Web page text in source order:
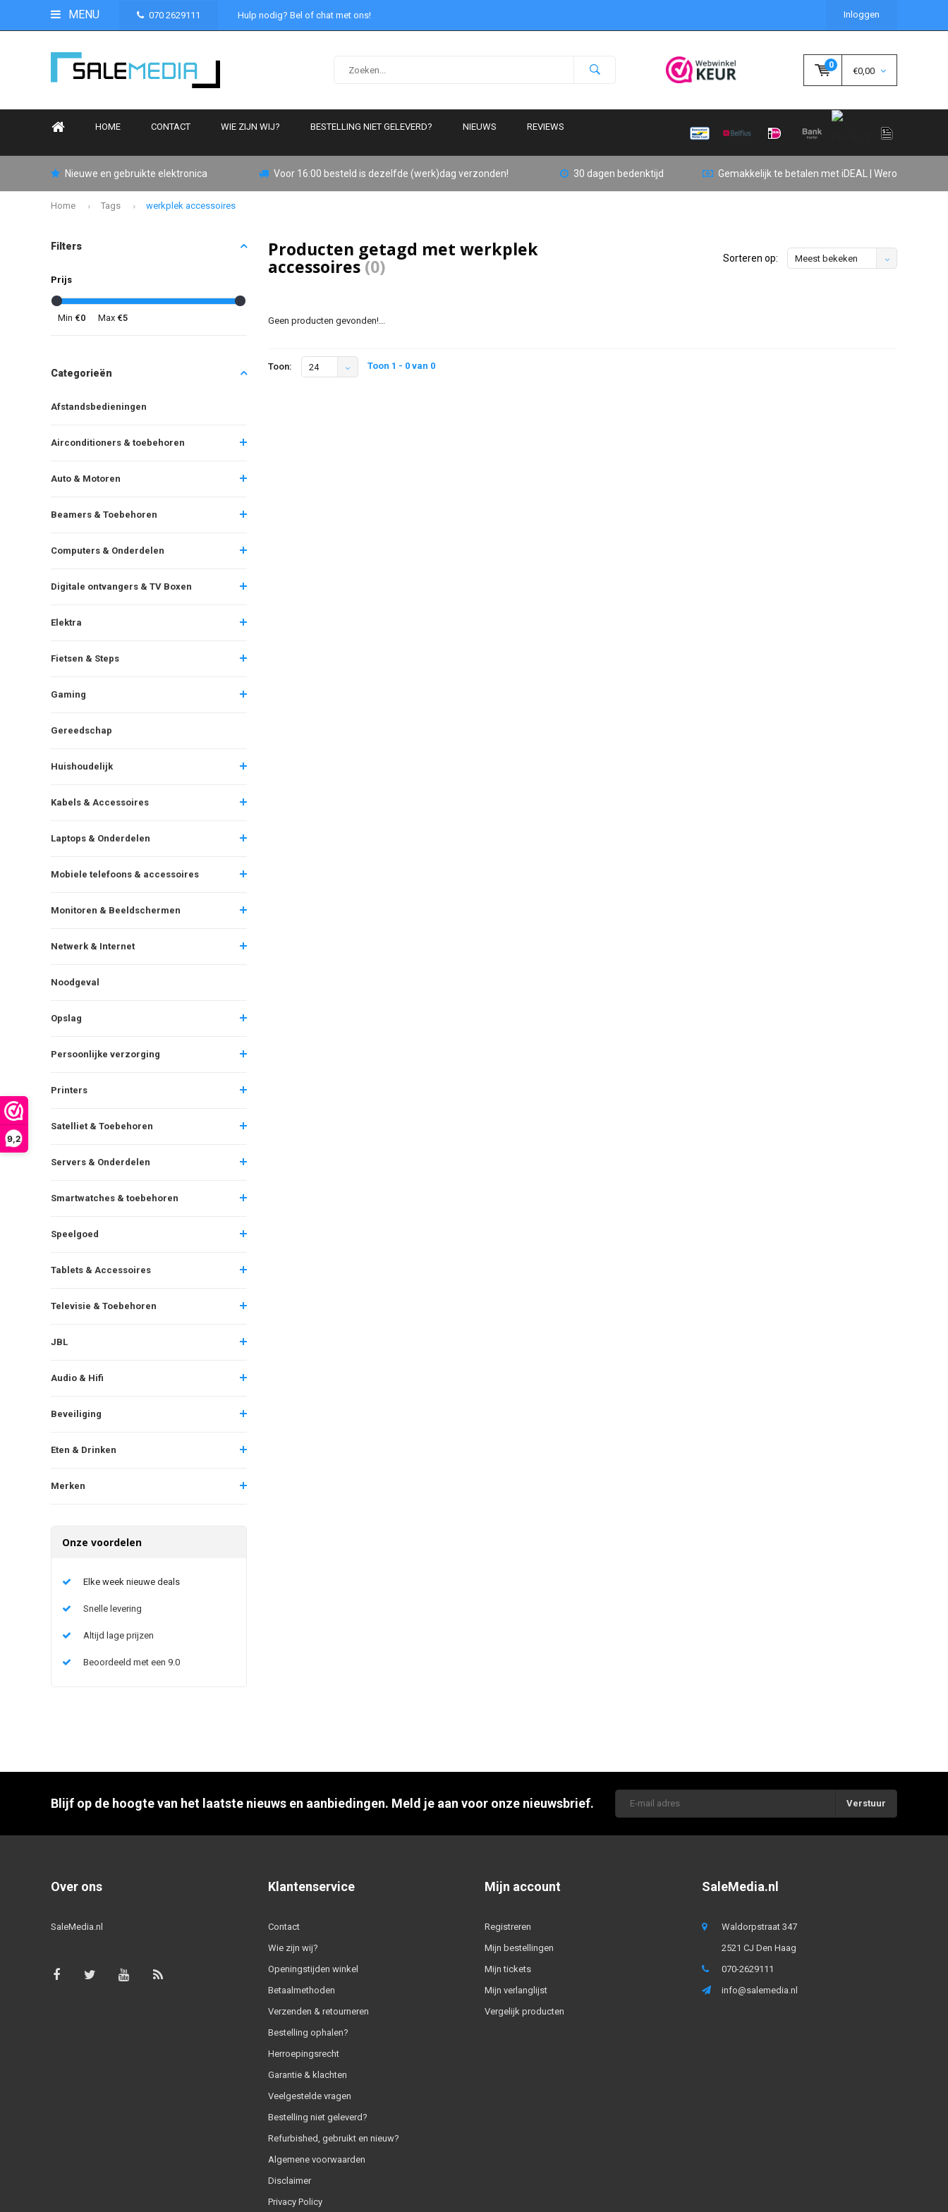
9,2
MENU 070 2629111 Hulp nodig? Bel of chat met ons! Inloggen
0
€0,00
HOME CONTACT WIE ZIJN WIJ? BESTELLING NIET GELEVERD? NIEUWS REVIEWS
Nieuwe en gebruikte elektronica Voor 16:00 besteld is dezelfde (werk)dag verzonden! 30 dagen bedenktijd Gemakkelijk te betalen met iDEAL | Wero
Home Tags werkplek accessoires
Filters
Prijs
Min €0 Max €5
Categorieën
Afstandsbedieningen
Airconditioners & toebehoren
Auto & Motoren
Beamers & Toebehoren
Computers & Onderdelen
Digitale ontvangers & TV Boxen
Elektra
Fietsen & Steps
Gaming
Gereedschap
Huishoudelijk
Kabels & Accessoires
Laptops & Onderdelen
Mobiele telefoons & accessoires
Monitoren & Beeldschermen
Netwerk & Internet
Noodgeval
Opslag
Persoonlijke verzorging
Printers
Satelliet & Toebehoren
Servers & Onderdelen
Smartwatches & toebehoren
Speelgoed
Tablets & Accessoires
Televisie & Toebehoren
JBL
Audio & Hifi
Beveiliging
Eten & Drinken
Merken
Onze voordelen
Elke week nieuwe deals
Snelle levering
Altijd lage prijzen
Beoordeeld met een 9.0
Producten getagd met werkplek
accessoires(0) Sorteren op: Meest bekeken
Geen producten gevonden!...
Toon: 24 Toon 1 - 0 van 0
Blijf op de hoogte van het laatste nieuws en aanbiedingen. Meld je aan voor onze nieuwsbrief. Verstuur
Over ons
SaleMedia.nl
Klantenservice
Contact
Wie zijn wij?
Openingstijden winkel
Betaalmethoden
Verzenden & retourneren
Bestelling ophalen?
Herroepingsrecht
Garantie & klachten
Veelgestelde vragen
Bestelling niet geleverd?
Refurbished, gebruikt en nieuw?
Algemene voorwaarden
Disclaimer
Privacy Policy
Mijn account
Registreren
Mijn bestellingen
Mijn tickets
Mijn verlanglijst
Vergelijk producten
SaleMedia.nl
Waldorpstraat 347
2521 CJ Den Haag
070-2629111
info@salemedia.nl